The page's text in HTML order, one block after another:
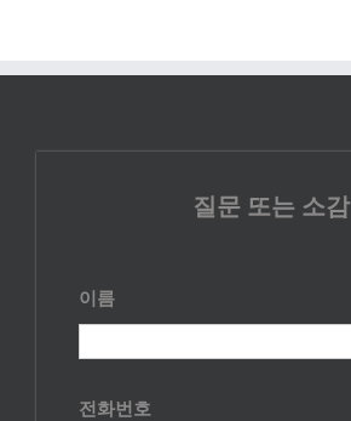
질문 또는 소감
이름
전화번호